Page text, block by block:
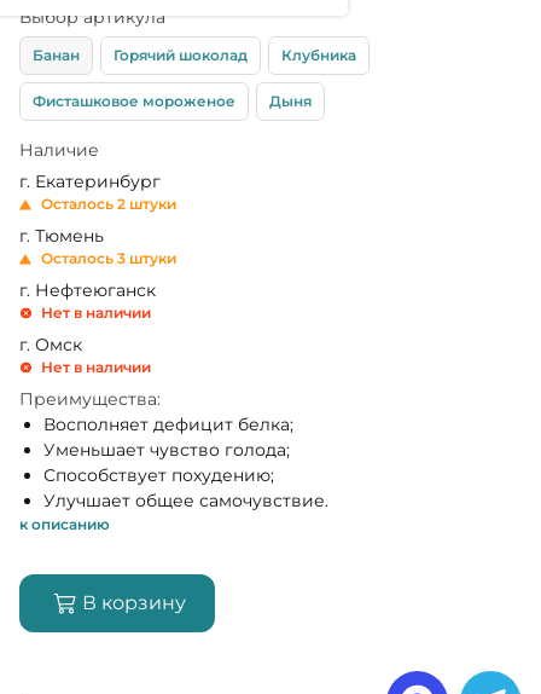
Выбор артикула
Банан Горячий шоколад Клубника
Фисташковое мороженое Дыня
Наличие
г. Екатеринбург
Осталось 2 штуки
г. Тюмень
Осталось 3 штуки
г. Нефтеюганск
Нет в наличии
г. Омск
Нет в наличии
Преимущества:
Восполняет дефицит белка;
Уменьшает чувство голода;
Способствует похудению;
Улучшает общее самочувствие.
к описанию
В корзину